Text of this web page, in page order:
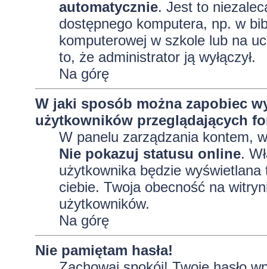
automatycznie. Jest to
dostępnego komputera, np. w
komputerowej w szkole lub na
to, że administrator ją wyłączył.
Na górę
W jaki sposób można zapobiec
użytkowników przeglądających
W panelu zarządzania kontem,
Nie pokazuj statusu online.
użytkownika będzie
ciebie. Twoja obecność na
użytkowników.
Na górę
Nie pamiętam hasła!